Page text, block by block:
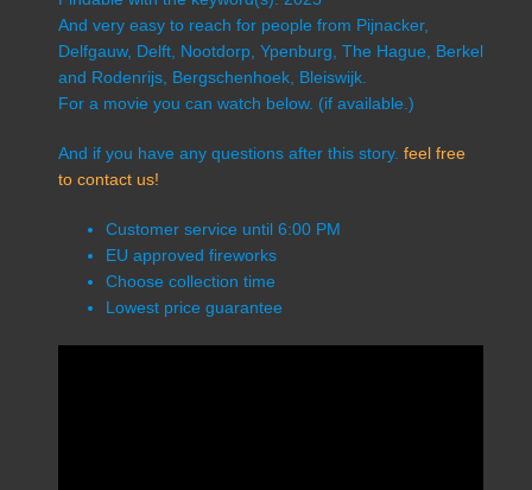
And very easy to reach for people from Pijnacker,
Delfgauw, Delft, Nootdorp, Ypenburg, The Hague, Berkel
and Rodenrijs, Bergschenhoek, Bleiswijk.
For a movie you can watch below. (if available.)
And if you have any questions after this story. feel free
to contact us!
Customer service until 6:00 PM
EU approved fireworks
Choose collection time
Lowest price guarantee